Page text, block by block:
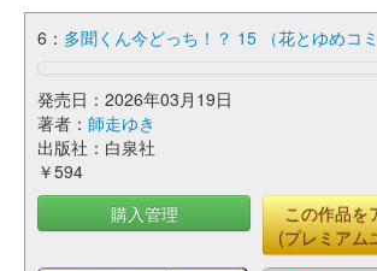
6： 多聞くん今どっち！？ 15 （花とゆめコミ
発売日：2026年03月19日
著者： 師走ゆき
出版社：白泉社
￥594
購入管理
この作品を
(プレミアム